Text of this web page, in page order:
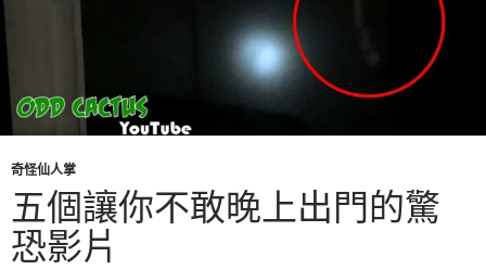
奇怪仙人掌
五個讓你不敢晚上出門的驚
恐影片